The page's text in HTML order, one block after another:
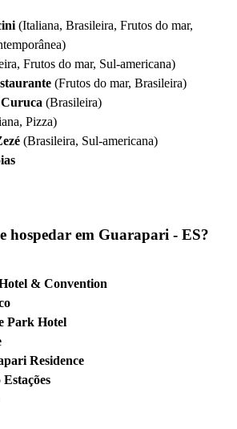
(Italiana, Brasileira, Frutos do mar,
Frutos do mar, Sul-americana)
(Frutos do mar, Brasileira)
(Brasileira)
Pizza)
(Brasileira, Sul-americana)
hospedar em Guarapari - ES?
& Convention
Park Hotel
Residence